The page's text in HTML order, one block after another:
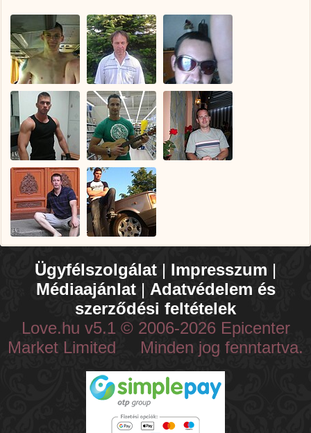
Ügyfélszolgálat | Impresszum |
Médiaajánlat| Adatvédelem és
szerződési feltételek
Love.hu v5.1 © 2006-2026 Epicenter
Market Limited Minden jog fenntartva.